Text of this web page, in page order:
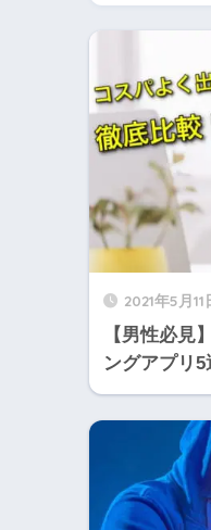
2021年5月11
【男性必見
ングアプリ5